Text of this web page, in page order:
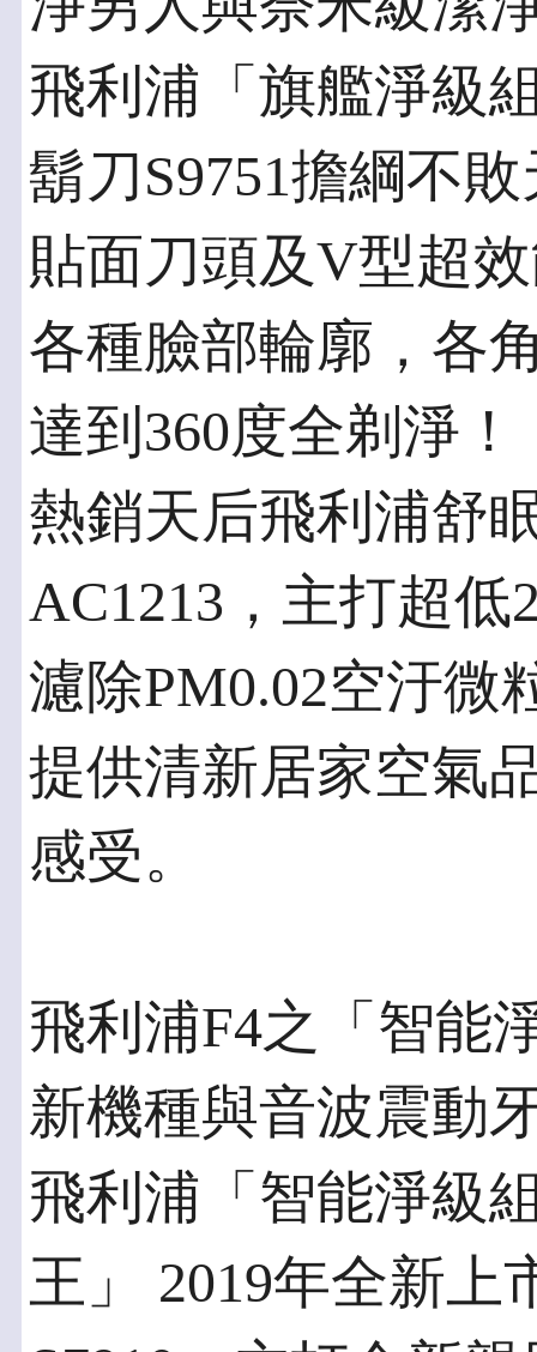
飛利浦「旗艦淨級
鬍刀S9751擔綱不
貼面刀頭及V型超
各種臉部輪廓，各
達到360度全剃淨
熱銷天后飛利浦舒
AC1213，主打超
濾除PM0.02空汙微
提供清新居家空氣
感受。
飛利浦F4之「智能
新機種與音波震動
飛利浦「智能淨級
王」 2019年全新上